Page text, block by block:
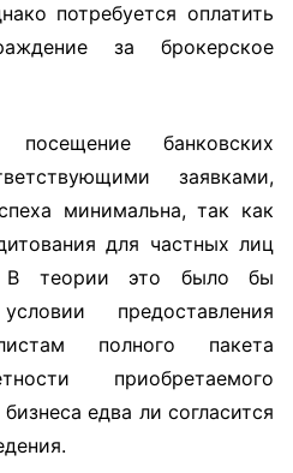
потребуется оплатить
за брокерское
посещение банковских
заявками,
минимальна, так как
для частных лиц
В теории это было бы
предоставления
полного пакета
приобретаемого
едва ли согласится